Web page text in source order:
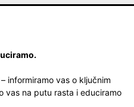
informiramo vas o ključnim
vas na putu rasta i educiramo